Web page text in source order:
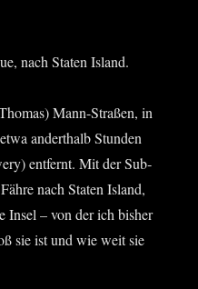
nach Sta­ten Island.
Mann-Stra­ßen, in
andert­halb Stun­den
ent­fernt. Mit der Sub­
nach Sta­ten Island,
Insel – von der ich bis­her
sie ist und wie weit sie